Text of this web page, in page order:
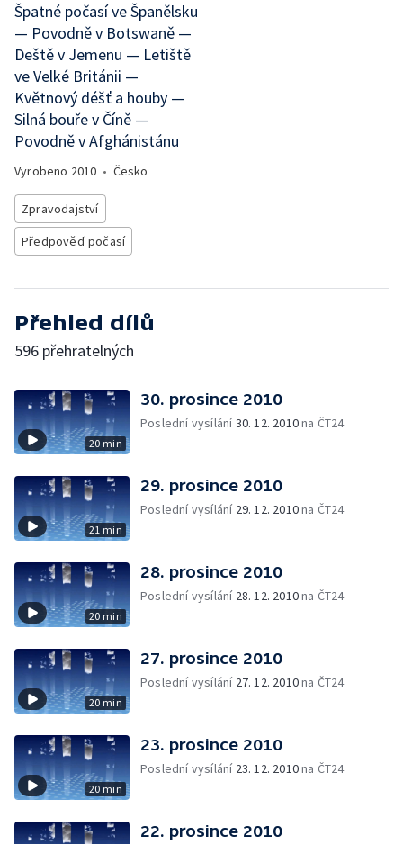
Špatné počasí ve Španělsku
— Povodně v Botswaně —
Deště v Jemenu — Letiště
ve Velké Británii —
Květnový déšť a houby —
Silná bouře v Číně —
Povodně v Afghánistánu
Vyrobeno 2010 • Česko
Zpravodajství
Předpověď počasí
Přehled dílů
596 přehratelných
20 min
30. prosince 2010
Poslední vysílání30. 12. 2010na ČT24
21 min
29. prosince 2010
Poslední vysílání 29. 12. 2010na ČT24
20 min
28. prosince 2010
Poslední vysílání 28. 12. 2010na ČT24
20 min
27. prosince 2010
Poslední vysílání 27. 12. 2010na ČT24
20 min
23. prosince 2010
Poslední vysílání 23. 12. 2010na ČT24
22. prosince 2010